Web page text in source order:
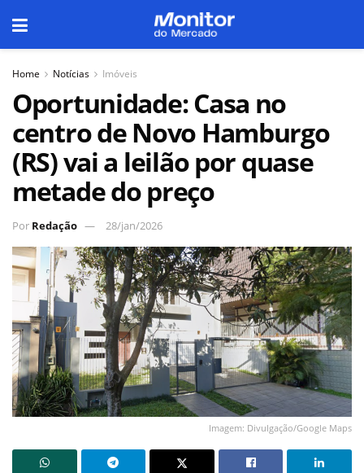
Home Notícias Imóveis
Oportunidade: Casa no
centro de Novo Hamburgo
(RS) vai a leilão por quase
metade do preço
Por Redação 28/jan/2026
Imagem: Divulgação/Google Maps